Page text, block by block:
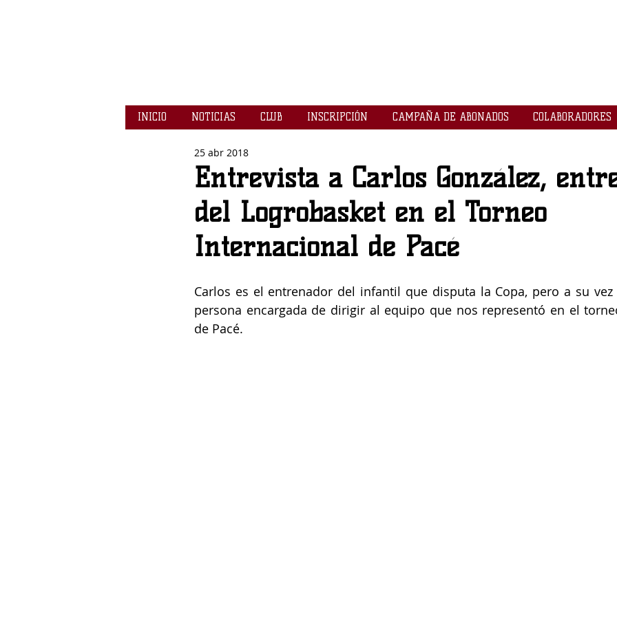
INICIO NOTICIAS CLUB INSCRIPCIÓN CAMPAÑA DE ABONADOS COLABORADORES
Entrevista a Carlos González,
del Logrobasket en el Torneo
Internacional de Pacé
25 abr 2018
Carlos es el entrenador del infantil que disputa la Copa, pero a su
persona encargada de dirigir al equipo que nos representó en el
de Pacé.